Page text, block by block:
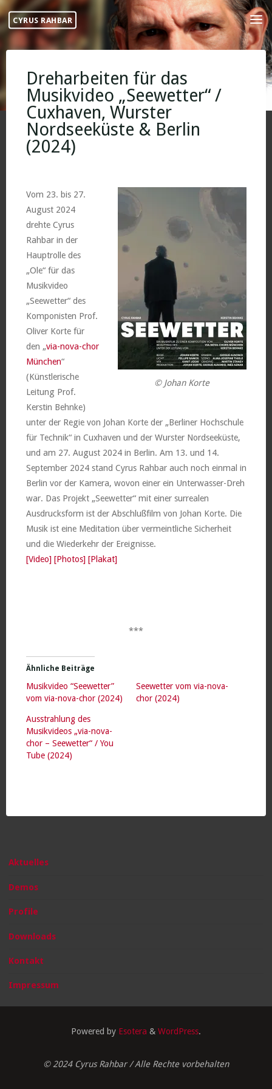
Skip
content
CYRUS RAHBAR
Dreharbeiten für das
Musikvideo „Seewetter“ /
Cuxhaven, Wurster
Nordseeküste & Berlin
(2024)
© Johan Korte
Vom 23. bis 27.
August 2024
drehte Cyrus
Rahbar in der
Hauptrolle des
„Ole“ für das
Musikvideo
„Seewetter“ des
Komponisten Prof.
Oliver Korte für
den „via-nova-chor
München“
(Künstlerische
Leitung Prof.
Kerstin Behnke)
unter der Regie von Johan Korte der „Berliner Hochschule
für Technik“ in Cuxhaven und der Wurster Nordseeküste,
und am 27. August 2024 in Berlin. Am 13. und 14.
September 2024 stand Cyrus Rahbar auch noch einmal in
Berlin vor der Kamera, wovon einer ein Unterwasser-Dreh
war. Das Projekt „Seewetter“ mit einer surrealen
Ausdrucksform ist der Abschlußfilm von Johan Korte. Die
Musik ist eine Meditation über vermeintliche Sicherheit
und die Wiederkehr der Ereignisse.
[Video] [Photos] [Plakat]
***
Ähnliche Beiträge
Musikvideo “Seewetter”
vom via-nova-chor (2024)
Seewetter vom via-nova-
chor (2024)
Ausstrahlung des
Musikvideos „via-nova-
chor – Seewetter“ / You
Tube (2024)
Aktuelles
Demos
Profile
Downloads
Kontakt
Impressum
Powered by Esotera & WordPress.
© 2024 Cyrus Rahbar / Alle Rechte vorbehalten